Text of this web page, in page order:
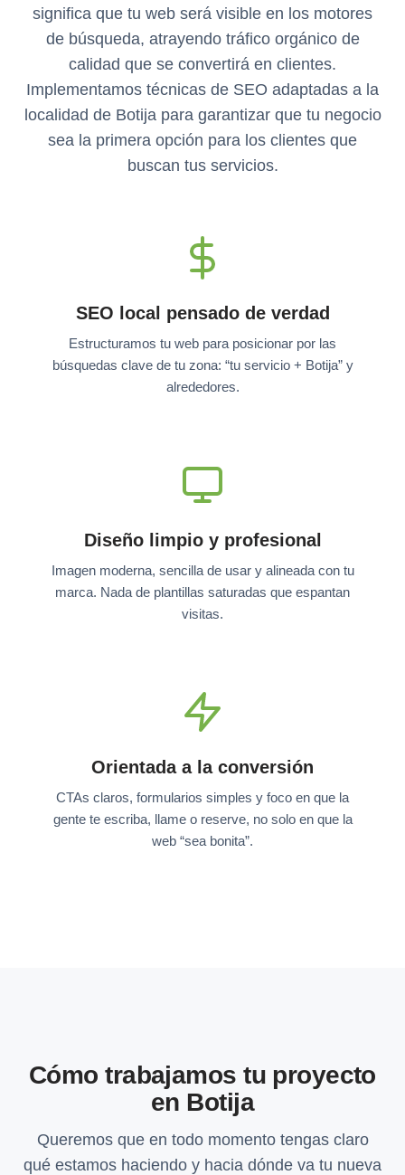
significa que tu web será visible en los motores
de búsqueda, atrayendo tráfico orgánico de
calidad que se convertirá en clientes.
Implementamos técnicas de SEO adaptadas a la
localidad de Botija para garantizar que tu negocio
sea la primera opción para los clientes que
buscan tus servicios.
SEO local pensado de verdad
Estructuramos tu web para posicionar por las
búsquedas clave de tu zona: “tu servicio + Botija” y
alrededores.
Diseño limpio y profesional
Imagen moderna, sencilla de usar y alineada con tu
marca. Nada de plantillas saturadas que espantan
visitas.
Orientada a la conversión
CTAs claros, formularios simples y foco en que la
gente te escriba, llame o reserve, no solo en que la
web “sea bonita”.
Cómo trabajamos tu proyecto
en Botija
Queremos que en todo momento tengas claro
qué estamos haciendo y hacia dónde va tu nueva